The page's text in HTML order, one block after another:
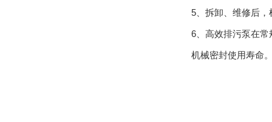
5、拆卸、维修后
6、高效排污泵在
机械密封使用寿命